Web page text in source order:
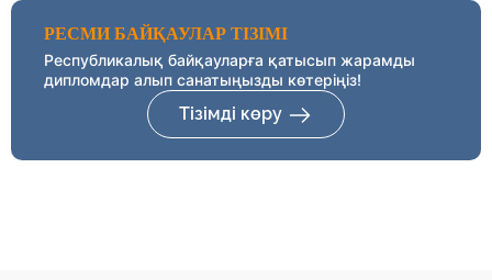
РЕСМИ БАЙҚАУЛАР ТІЗІМІ
Республикалық байқауларға қатысып жарамды
дипломдар алып санатыңызды көтеріңіз!
Тізімді көру